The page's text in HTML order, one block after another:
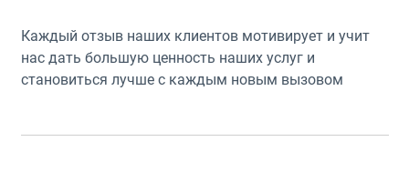
Каждый отзыв наших клиентов мотивирует и учит
нас дать большую ценность наших услуг и
становиться лучше с каждым новым вызовом